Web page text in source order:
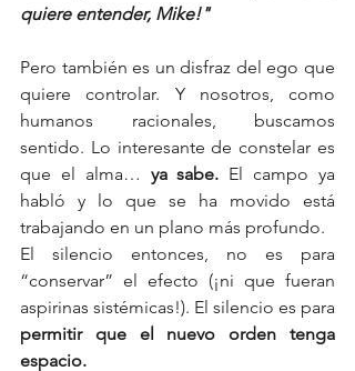
quiere entender, Mike!"
Pero también es un disfraz del ego que
quiere controlar. Y nosotros, como
humanos racionales, buscamos
sentido. Lo interesante de constelar es
que el alma… ya sabe. El campo ya
habló y lo que se ha movido está
trabajando en un plano más profundo.
El silencio entonces, no es para
“conservar” el efecto (¡ni que fueran
permitir que el nuevo orden tenga
espacio.